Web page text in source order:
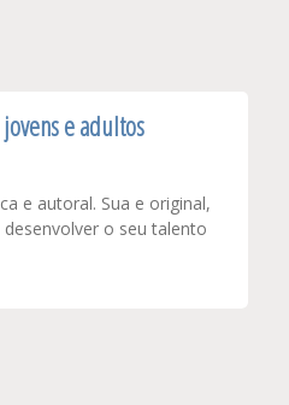
e adultos
e autoral. Sua e original,
o seu talento